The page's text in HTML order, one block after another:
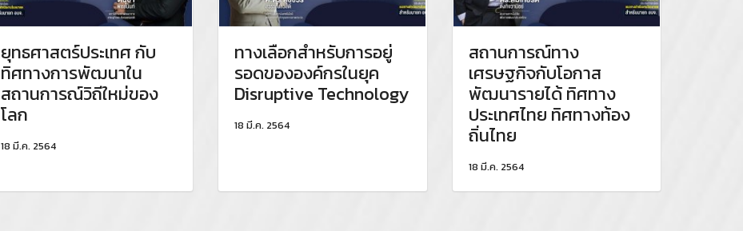
ยุทธศาสตร์ประเทศ กับ
ทิศทางการพัฒนาใน
สถานการณ์วิถีใหม่ของ
โลก
18 มี.ค. 2564
ทางเลือกสำหรับการอยู่
รอดขององค์กรในยุค
Disruptive Technology
18 มี.ค. 2564
สถานการณ์ทาง
เศรษฐกิจกับโอกาส
พัฒนารายได้ ทิศทาง
ประเทศไทย ทิศทางท้อง
ถิ่นไทย
18 มี.ค. 2564